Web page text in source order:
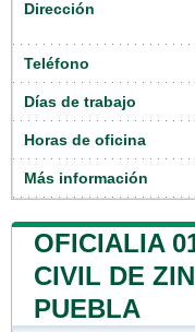
Dirección
Teléfono
Días de trabajo
Horas de oficina
Más información
OFICIALIA
CIVIL DE
PUEBLA